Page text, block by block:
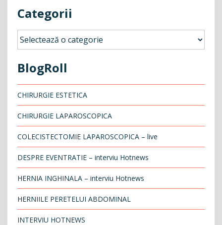
Categorii
Categorii
BlogRoll
CHIRURGIE ESTETICA
CHIRURGIE LAPAROSCOPICA
COLECISTECTOMIE LAPAROSCOPICA – live
DESPRE EVENTRATIE – interviu Hotnews
HERNIA INGHINALA – interviu Hotnews
HERNIILE PERETELUI ABDOMINAL
INTERVIU HOTNEWS